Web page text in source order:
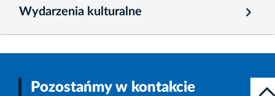
Wydarzenia kulturalne
Pozostańmy w kontakcie